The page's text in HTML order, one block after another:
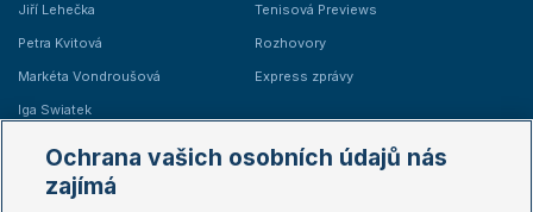
Jiří Lehečka
Petra Kvitová
Markéta Vondroušová
Iga Swiatek
Tenisová Previews
Rozhovory
Express zprávy
Žebříčky
Ochrana vašich osobních údajů nás
zajímá